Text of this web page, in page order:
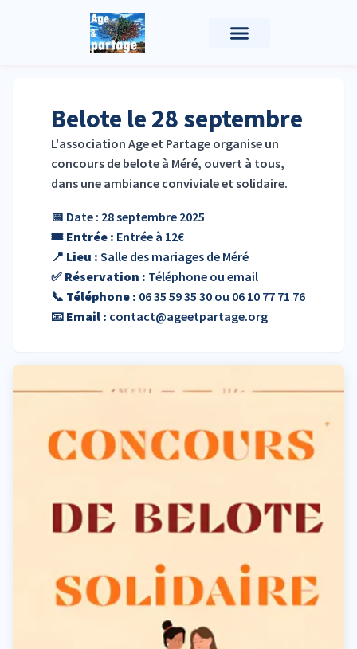
Belote le 28 septembre
L'association Age et Partage organise un
concours de belote à Méré, ouvert à tous,
dans une ambiance conviviale et solidaire.
📅 Date : 28 septembre 2025
🎟️ Entrée : Entrée à 12€
📍 Lieu : Salle des mariages de Méré
✅ Réservation : Téléphone ou email
📞 Téléphone : 06 35 59 35 30 ou 06 10 77 71 76
📧 Email : contact@ageetpartage.org